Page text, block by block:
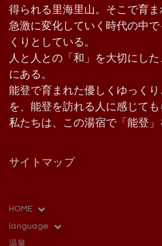
得られる里海里山。そこで育ま
急激に変化していく時代の中
くりとしている。
人と人との「和」を大切にし
にある。
能登で育まれた優しくゆっく
を、能登を訪れる人に感じても
私たちは、この湯宿で「能登」
サイトマップ
HOME
language
温泉